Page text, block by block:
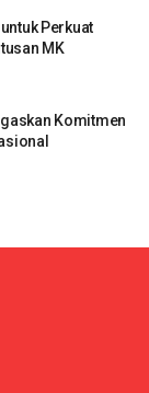
Perkuat
MK
Komitmen